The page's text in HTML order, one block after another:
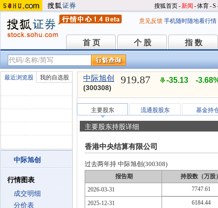
搜狐首页-新闻 -体育-S
意见反馈 手机随时随地看行情
首 页
首 页 个 股
个 股 指 数
指 数
最近浏览股 我的自选股
中际旭创
行情图表
成交明细
分价表
中际旭创
(300308)
919.87 -35.13 -
主要股东 流通股股东 基金持
主要股东持股详细
香港中央结算有限公司
过去两年持 中际旭创(300308)
报告期
持股数（万股
2026-03-31
7747.61
2025-12-31 6184.44